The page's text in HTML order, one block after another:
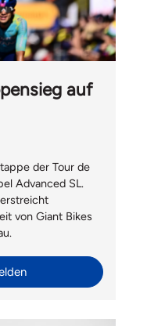
auf
der Tour de
Advanced SL.
von Giant Bikes